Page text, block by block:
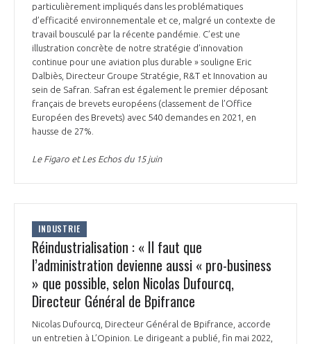
STARTAIR
COMMISSIONS ET COMITÉS
UN ÉCOSYSTÈME INTÉGRÉ ET COHÉRENT
POURQUOI DEVENIR MEMBRE ?
LA MÉDIATION DANS LA FILIÈRE AÉRONAUTIQUE ET SPATIALE
LE MÉDIATEUR DE LA FILIÈRE AÉRONAUTIQUE ET SPATIALE
MÉDIATION ET CHARTE D’ENGAGEMENT SUR LES RELATIONS ENTRE
CLIENTS ET FOURNISSEURS
LA MÉDIATION AU-DELÀ DE LA FILIÈRE AÉRONAUTIQUE ET SPATIALE
LE SALON DU BOURGET
L'OBSERVATOIRE
CHIFFRES CLÉS
EMPLOI & FORMATION
ENVIRONNEMENT
INNOVATION
LES PUBLICATIONS
DOCUMENTS & BROCHURES
RAPPORTS D'ACTIVITÉS
particulièrement impliqués dans les problématiques
d’efficacité environnementale et ce, malgré un contexte de
travail bousculé par la récente pandémie. C’est une
illustration concrète de notre stratégie d’innovation
continue pour une aviation plus durable » souligne Eric
Dalbiès, Directeur Groupe Stratégie, R&T et Innovation au
sein de Safran. Safran est également le premier déposant
français de brevets européens (classement de l’Office
Européen des Brevets) avec 540 demandes en 2021, en
hausse de 27%.
Le Figaro et Les Echos du 15 juin
INDUSTRIE
Réindustrialisation : « Il faut que
l’administration devienne aussi « pro-business
» que possible, selon Nicolas Dufourcq,
Directeur Général de Bpifrance
Nicolas Dufourcq, Directeur Général de Bpifrance, accorde
un entretien à L’Opinion. Le dirigeant a publié, fin mai 2022,
Découvrez les avantages d'adhérer au GIFAS.
Rencontres, salons, données sectorielles,
programmes ...
DEMANDE D’ADHÉSION